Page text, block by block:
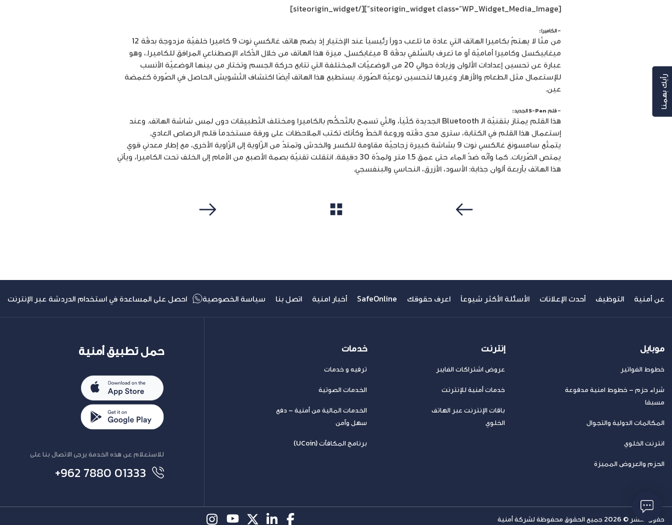
[siteorigin_widget class=”WP_Widget_Media_Image”]
[/siteorigin_widget]
– الكاميرا:
من منّا لا يهتمّ بكاميرا الهاتف التي عادة ما تلعب دوراً رئيسياً عند الإختيار إذ يضم هاتف غالكسي نوت 9 كاميرا خلفيّة مزدوجة بدقّة 12
ميغابيكسل وكاميرا أماميّة أو ما تعرف بالسّلفي بدقّة 8 ميغابكسل. ميزة هذا الهاتف من خلال الذّكاء الإصطناعي المرافق للكاميرا.، وهو
عبارة عن تحسين إعدادات الألوان وزيادة حوالي 20 من الوضعيّات المختلفة التي تتابع حركة الجسم وتختار من بينها الوضعيّة الأنسب
للإستعمال مثل الطعام والأزهار وغيرها لتحسين نوعيّة الصّورة. يستطيع هذا الهاتف أيضًا اكتشاف التّشويش الحاصل في الصّورة كغمضة
عين.
– قلم S-Pen الجديد:
هذا القلم يمتاز بتقنيّة الـ Bluetooth الجديدة كلّياً، والتّي تسمح بالتّحكُّم بالكاميرا ومختلف التّطبيقات دون لمس شاشة الهاتف. وعند
إستعمال هذا القلم في الكتابة، سترى مدى دقّته وروعة الخطّ وكأنك تكتب الملاحظات على ورقة مستخدماً قلم الرصاص العادي.
يتمتّع سامسونغ غالكسي نوت 9 بشاشة كبيرة زجاجيّة مقاومة للكسر والخدش وتمتدّ من الزّاوية إلى الزّاوية الأخرى، مع إطار معدني قوي
يمتص الضّربات. كما وأنّه ضدّ الماء حتى عمق 1.5 متر ولمدّة 30 دقيقة. انتقلت تقنيّة بصمة الأصبع من الأمام إلى الخلف تحت الكاميرا، ويأتي
هذا الهاتف بأربعة ألوان جذابة: الأسود، الأزرق، النحاسي والبنفسجي.
عن أمنية التوظيف أحدث الإعلانات الأسئلة الأكثر شيوعاً اعرف حقوقك SafeOnline أخبار امنية اتصل بنا سياسة الخصوصية احصل على المساعدة في استخدام الدردشة عبر الإنترنت
موبايل
خطوط الفواتير
شراء حزم – خطوط امنية مدفوعة
مسبقا
المكالمات الدولية والتجوال
انترنت الخلوي
الحزم والعروض المميزة
إنترنت
عروض اشتراكات الفايبر
خدمات أمنية للإنترنت
باقات الإنترنت عبر الهاتف
الخلوي
خدمات
ترفيه و خدمات
الخدمات الصوتية
الخدمات المالية من أمنية – دفع
سهل وآمن
برنامج المكافآت (UCoin)
حمل تطبيق أمنية
للاستعلام عن هذه الخدمة يرجى الاتصال بنا على
+962 7880 01333
حقوق النشر © 2026 جميع الحقوق محفوظة لشركة أمنية
رأيك بهمنا